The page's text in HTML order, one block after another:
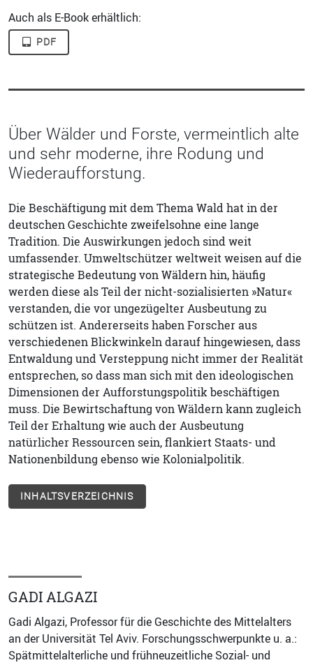
Auch als E-Book erhältlich:
PDF
Über Wälder und Forste, vermeintlich alte
und sehr moderne, ihre Rodung und
Wiederaufforstung.
Die Beschäftigung mit dem Thema Wald hat in der
deutschen Geschichte zweifelsohne eine lange
Tradition. Die Auswirkungen jedoch sind weit
umfassender. Umweltschützer weltweit weisen auf die
strategische Bedeutung von Wäldern hin, häufig
werden diese als Teil der nicht-sozialisierten »Natur«
verstanden, die vor ungezügelter Ausbeutung zu
schützen ist. Andererseits haben Forscher aus
verschiedenen Blickwinkeln darauf hingewiesen, dass
Entwaldung und Versteppung nicht immer der Realität
entsprechen, so dass man sich mit den ideologischen
Dimensionen der Aufforstungspolitik beschäftigen
muss. Die Bewirtschaftung von Wäldern kann zugleich
Teil der Erhaltung wie auch der Ausbeutung
natürlicher Ressourcen sein, flankiert Staats- und
Nationenbildung ebenso wie Kolonialpolitik.
INHALTSVERZEICHNIS
GADI ALGAZI
Gadi Algazi, Professor für die Geschichte des Mittelalters
an der Universität Tel Aviv. Forschungsschwerpunkte u. a.:
Spätmittelalterliche und frühneuzeitliche Sozial- und